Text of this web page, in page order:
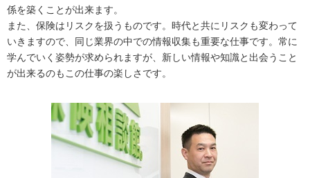
係を築くことが出来ます。
また、保険はリスクを扱うものです。時代と共にリスクも変わって
いきますので、同じ業界の中での情報収集も重要な仕事です。常に
学んでいく姿勢が求められますが、新しい情報や知識と出会うこと
が出来るのもこの仕事の楽しさです。